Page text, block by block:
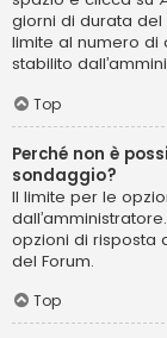
giorni di durata del
limite al numero di
stabilito
Top
Perché non è
sondaggio?
Il limite per le
opzioni di risposta
del Forum.
Top